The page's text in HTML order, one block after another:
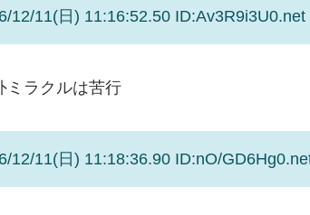
12/11(日) 11:16:52.50 ID:Av3R9i3U0.net
ミラクルは苦行
12/11(日) 11:18:36.90 ID:nO/